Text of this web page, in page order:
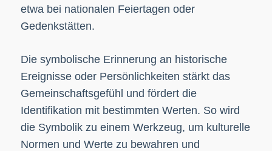
etwa bei nationalen Feiertagen oder
Gedenkstätten.
Die symbolische Erinnerung an historische
Ereignisse oder Persönlichkeiten stärkt das
Gemeinschaftsgefühl und fördert die
Identifikation mit bestimmten Werten. So wird
die Symbolik zu einem Werkzeug, um kulturelle
Normen und Werte zu bewahren und